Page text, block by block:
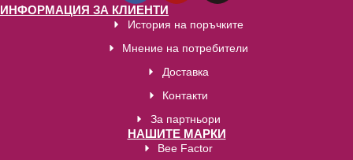
ИНФОРМАЦИЯ ЗА КЛИЕНТИ
История на поръчките
Мнение на потребители
Доставка
Контакти
За партньори
НАШИТЕ МАРКИ
Bee Factor